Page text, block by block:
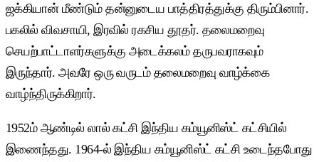
ஜக்கியான் மீண்டும் தன்னுடைய பாத்திரத்துக்கு திரும்பினார்.
பகலில் விவசாயி, இரவில் ரகசிய தூதர். தலைமறைவு
செயற்பாட்டாளர்களுக்கு அடைக்கலம் தருபவராகவும்
இருந்தார். அவரே ஒரு வருடம் தலைமறைவு வாழ்க்கை
வாழ்ந்திருக்கிறார்.
1952ம் ஆண்டில் லால் கட்சி இந்திய கம்யூனிஸ்ட் கட்சியில்
இணைந்தது. 1964-ல் இந்திய கம்யூனிஸ்ட் கட்சி உடைந்தபோது